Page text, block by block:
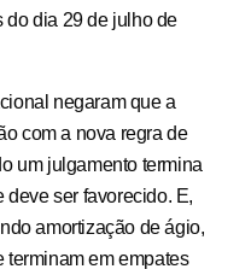
do dia 29 de julho de
negaram que a
com a nova regra de
um julgamento termina
deve ser favorecido. E,
amortização de ágio,
terminam em empates